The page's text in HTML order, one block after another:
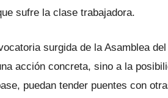
sufre la clase trabajadora.
surgida de la Asamblea
acción concreta, sino a la
puedan tender puentes con